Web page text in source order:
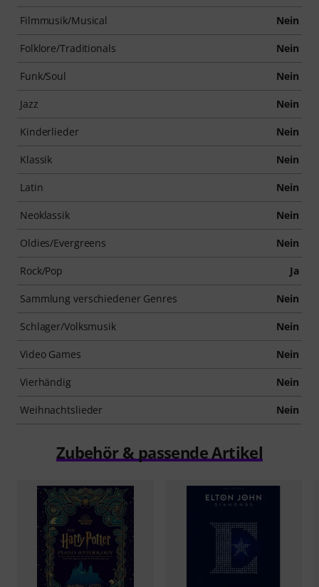
Filmmusik/Musical Nein
Folklore/Traditionals Nein
Funk/Soul Nein
Jazz Nein
Kinderlieder Nein
Klassik Nein
Latin Nein
Neoklassik Nein
Oldies/Evergreens Nein
Rock/Pop Ja
Sammlung verschiedener Genres Nein
Schlager/Volksmusik Nein
Video Games Nein
Vierhändig Nein
Weihnachtslieder Nein
Zubehör & passende Artikel